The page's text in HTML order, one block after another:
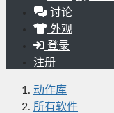
讨论
外观
登录
注册
动作库
所有软件